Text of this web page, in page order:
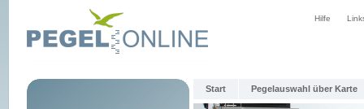
Hilfe
Start Pegelauswahl über Karte